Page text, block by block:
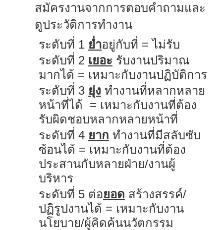
สมัครงานจากการตอบคำถามและ
ดูประวัติการทำงาน
ระดับที่ 1 ย่ำอยู่กับที่ =ไม่รับ
ระดับที่ 2 เยอะ รับงานปริมาณ
มากได้ = เหมาะกับงานปฏิบัติการ
ระดับที่ 3 ยุ่ง ทำงานที่หลากหลาย
หน้าที่ได้ = เหมาะกับงานที่ต้อง
รับผิดชอบหลากหลายหน้าที่
ระดับที่ 4 ยาก ทำงานที่มีสลับซับ
ซ้อนได้ = เหมาะกับงานที่ต้อง
ประสานกับหลายฝ่าย/งานผู้
บริหาร
ระดับที่ 5 ต่อยอด สร้างสรรค์/
ปฏิรูปงานได้ = เหมาะกับงาน
นโยบาย/ผู้คิดค้นนวัตกรรม